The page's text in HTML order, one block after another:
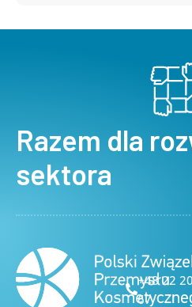
Razem dla
sektora
+48 22
67